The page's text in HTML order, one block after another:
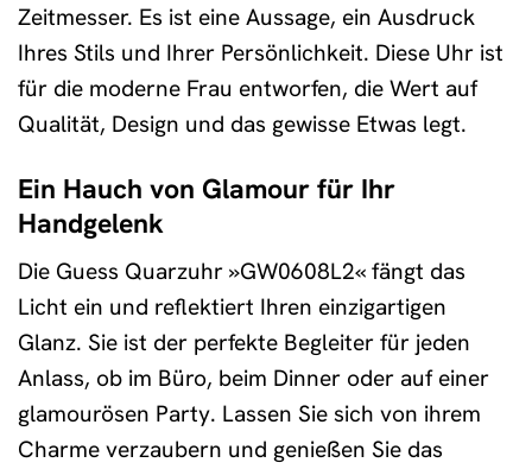
Zeitmesser. Es ist eine Aussage, ein Ausdruck
Ihres Stils und Ihrer Persönlichkeit. Diese Uhr ist
für die moderne Frau entworfen, die Wert auf
Qualität, Design und das gewisse Etwas legt.
Ein Hauch von Glamour für Ihr
Handgelenk
Die Guess Quarzuhr »GW0608L2« fängt das
Licht ein und reflektiert Ihren einzigartigen
Glanz. Sie ist der perfekte Begleiter für jeden
Anlass, ob im Büro, beim Dinner oder auf einer
glamourösen Party. Lassen Sie sich von ihrem
Charme verzaubern und genießen Sie das